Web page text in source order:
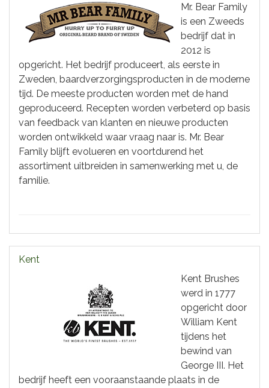
Mr. Bear Family
is een Zweeds
bedrijf dat in
2012 is
opgericht. Het bedrijf produceert, als eerste in
Zweden, baardverzorgingsproducten in de moderne
tijd. De meeste producten worden met de hand
geproduceerd. Recepten worden verbeterd op basis
van feedback van klanten en nieuwe producten
worden ontwikkeld waar vraag naar is. Mr. Bear
Family blijft evolueren en voortdurend het
assortiment uitbreiden in samenwerking met u, de
familie.
Kent
Kent Brushes
werd in 1777
opgericht door
William Kent
tijdens het
bewind van
George III. Het
bedrijf heeft een vooraanstaande plaats in de